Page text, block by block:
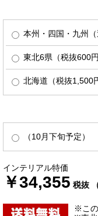
本州・四国・九州（
東北6県（税抜600円
北海道（税抜1,500
（10月下旬予定）
インテリアル特価
￥34,355 税抜
※この